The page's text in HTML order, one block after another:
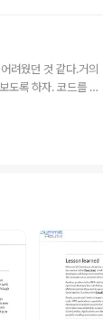
력할 수 있는 submi
한다. 하지만 이 부분
기에는 배열(1Byte)
려웠던 것 같다.거의
도록 하자. 코드를 보
으면 FLAG를 볼 수
가지고 모으는 것을
턴값이라는 것을예측
나고 나온 리턴값 r
..